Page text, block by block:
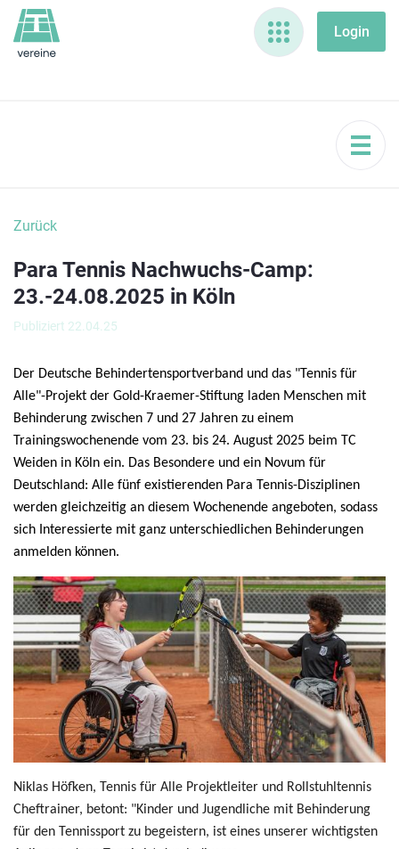
Zurück
Para Tennis Nachwuchs-Camp:
23.-24.08.2025 in Köln
Publiziert 22.04.25
Der Deutsche Behindertensportverband und das "Tennis für
Alle"-Projekt der Gold-Kraemer-Stiftung laden Menschen mit
Behinderung zwischen 7 und 27 Jahren zu einem
Trainingswochenende vom 23. bis 24. August 2025 beim TC
Weiden in Köln ein. Das Besondere und ein Novum für
Deutschland: Alle fünf existierenden Para Tennis-Disziplinen
werden gleichzeitig an diesem Wochenende angeboten, sodass
sich Interessierte mit ganz unterschiedlichen Behinderungen
anmelden können.
Niklas Höfken, Tennis für Alle Projektleiter und Rollstuhltennis
Cheftrainer, betont: "Kinder und Jugendliche mit Behinderung
für den Tennissport zu begeistern, ist eines unserer wichtigsten